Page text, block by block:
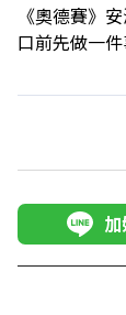
《奧德賽》
口前先做一